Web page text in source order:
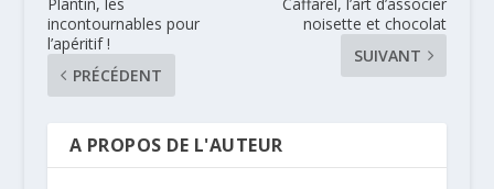
incontournables pour
l’apéritif !
PRÉCÉDENT
noisette et chocolat
SUIVANT
A PROPOS DE L'AUTEUR